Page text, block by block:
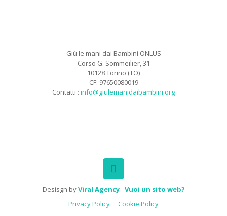
Giù le mani dai Bambini ONLUS
Corso G. Sommeilier, 31
10128 Torino (TO)
CF: 97650080019
Contatti : info@giulemanidaibambini.org
Desisgn byViral Agency-Vuoi un sito web?
Privacy Policy
Cookie Policy